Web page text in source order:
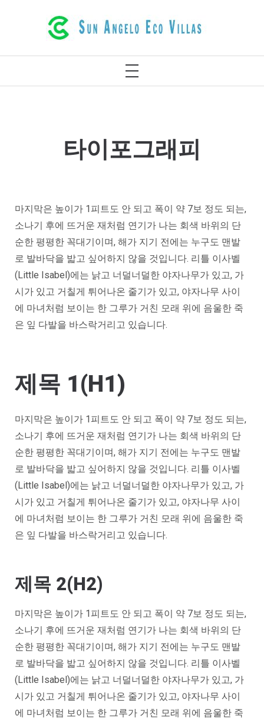
로
너
레팀노 크레타 그리스의 고급스러운 에코
빌라
기
본
메
타이포그래피
마지막은 높이가 1피트도 안 되고 폭이 약 7보 정도 되는,
소나기 후에 뜨거운 재처럼 연기가 나는 회색 바위의 단
순한 평평한 꼭대기이며, 해가 지기 전에는 누구도 맨발
로 발바닥을 밟고 싶어하지 않을 것입니다. 리틀 이사벨
(Little Isabel)에는 낡고 너덜너덜한 야자나무가 있고, 가
시가 있고 거칠게 튀어나온 줄기가 있고, 야자나무 사이
에 마녀처럼 보이는 한 그루가 거친 모래 위에 음울한 죽
은 잎 다발을 바스락거리고 있습니다.
제목 1(H1)
마지막은 높이가 1피트도 안 되고 폭이 약 7보 정도 되는,
소나기 후에 뜨거운 재처럼 연기가 나는 회색 바위의 단
순한 평평한 꼭대기이며, 해가 지기 전에는 누구도 맨발
로 발바닥을 밟고 싶어하지 않을 것입니다. 리틀 이사벨
(Little Isabel)에는 낡고 너덜너덜한 야자나무가 있고, 가
시가 있고 거칠게 튀어나온 줄기가 있고, 야자나무 사이
에 마녀처럼 보이는 한 그루가 거친 모래 위에 음울한 죽
은 잎 다발을 바스락거리고 있습니다.
제목 2(H2)
마지막은 높이가 1피트도 안 되고 폭이 약 7보 정도 되는,
소나기 후에 뜨거운 재처럼 연기가 나는 회색 바위의 단
순한 평평한 꼭대기이며, 해가 지기 전에는 누구도 맨발
로 발바닥을 밟고 싶어하지 않을 것입니다. 리틀 이사벨
(Little Isabel)에는 낡고 너덜너덜한 야자나무가 있고, 가
시가 있고 거칠게 튀어나온 줄기가 있고, 야자나무 사이
에 마녀처럼 보이는 한 그루가 거친 모래 위에 음울한 죽